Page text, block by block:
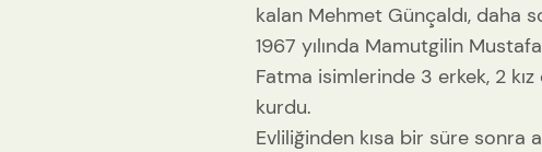
kalan Mehmet Günçaldı, daha
1967 yılında Mamutgilin
Fatma isimlerinde 3 erkek, 2
kurdu.
Evliliğinden kısa bir süre sonra